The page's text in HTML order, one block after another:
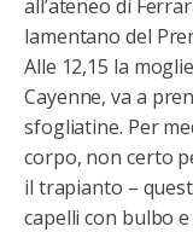
all’ateneo di
lamentano del
Alle 12,15 la
Cayenne, va a
sfogliatine. Per
corpo, non certo
il trapianto –
capelli con bulbo